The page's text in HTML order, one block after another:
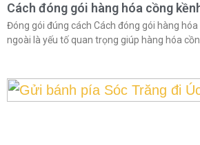
Cách đóng gói hàng hóa cồng
Đóng gói đúng cách Cách đóng gói hàng
ngoài là yếu tố quan trọng giúp hàng hóa